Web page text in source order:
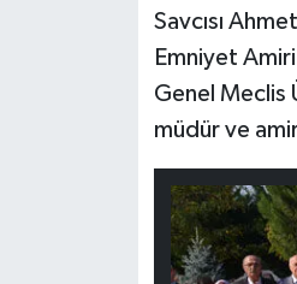
Savcısı
Emniyet
Genel Meclis
müdür ve